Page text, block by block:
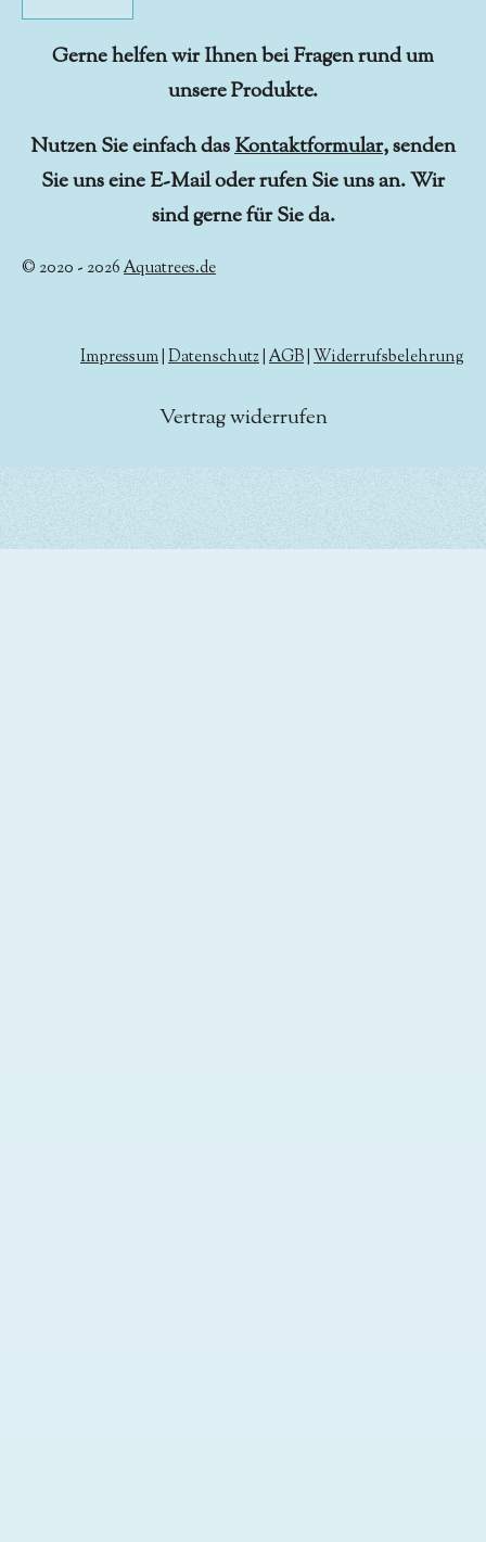
Gerne helfen wir Ihnen bei Fragen rund um
unsere Produkte.
Nutzen Sie einfach dasKontaktformular, senden
Sie uns eine E-Mail oder rufen Sie uns an. Wir
sind gerne für Sie da.
© 2020 - 2026Aquatrees.de
Impressum Datenschutz AGB Widerrufsbelehrung
Vertrag widerrufen